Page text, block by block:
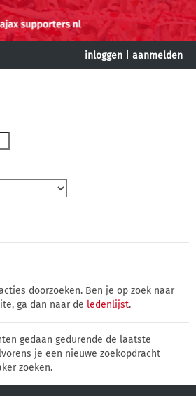
inloggen aanmelden
doorzoeken. Ben je op zoek naar
ga dan naar de ledenlijst.
gedaan gedurende de laatste
je een nieuwe zoekopdracht
zoeken.